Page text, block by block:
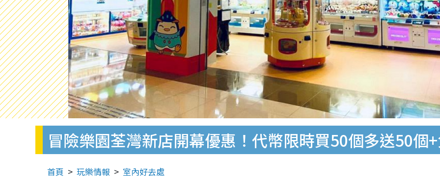
冒險樂園荃灣新店開幕優惠！代幣限時買50個多送50個
首頁 玩樂情報 室內好去處